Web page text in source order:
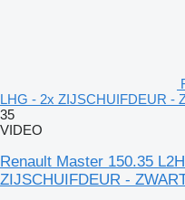
LHG - 2x ZIJSCHUIFDEUR -
35
VIDEO
Renault Master 150.35
ZIJSCHUIFDEUR -